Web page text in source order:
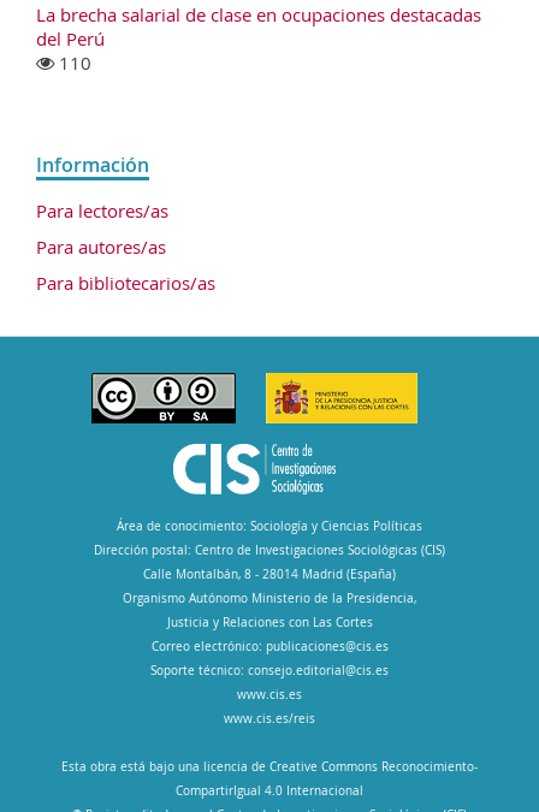
La brecha salarial de clase en ocupaciones destacadas
del Perú
110
Información
Para lectores/as
Para autores/as
Para bibliotecarios/as
Área de conocimiento: Sociología y Ciencias Políticas
Dirección postal: Centro de Investigaciones Sociológicas (CIS)
Calle Montalbán, 8 - 28014 Madrid (España)
Organismo Autónomo Ministerio de la Presidencia,
Justicia y Relaciones con Las Cortes
Correo electrónico: publicaciones@cis.es
Soporte técnico: consejo.editorial@cis.es
www.cis.es
www.cis.es/reis
Esta obra está bajo una licencia de Creative Commons Reconocimiento-
CompartirIgual 4.0 Internacional